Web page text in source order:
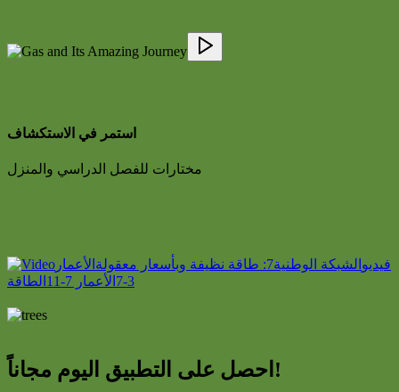
استمر في الاستكشاف
مختارات للفصل الدراسي والمنزل
فيديو الشبكة الوطنية7: طاقة نظيفة وبأسعار معقولة
الأعمار
3-7
الأعمار 7-11 الطاقة
احصل على التطبيق اليوم مجاناً!